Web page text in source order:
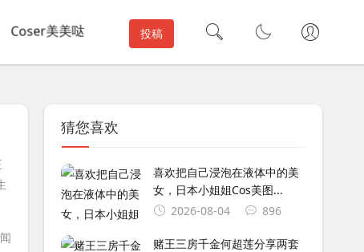
Coser美美哒 投稿
猜您喜欢
喜欢把自己浸泡在液体中的美
女，日本小姐姐Cos美图...
2026-08-04
896
赌王三房千金何超莲分享两套